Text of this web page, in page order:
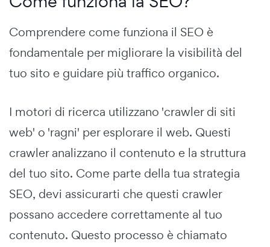
Comprendere come funziona il SEO è
fondamentale per migliorare la visibilità del
tuo sito e guidare più traffico organico.
I motori di ricerca utilizzano 'crawler di siti
web' o 'ragni' per esplorare il web. Questi
crawler analizzano il contenuto e la struttura
del tuo sito. Come parte della tua strategia
SEO, devi assicurarti che questi crawler
possano accedere correttamente al tuo
contenuto. Questo processo è chiamato